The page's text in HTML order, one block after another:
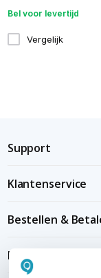
Bel voor levertijd
Vergelijk
Support
Klantenservice
Bestellen &
Bezorgen &